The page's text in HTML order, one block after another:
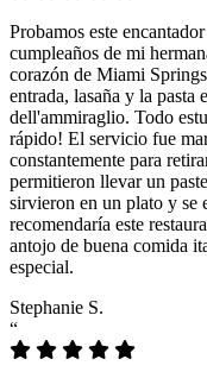
Probamos este
cumpleaños de mi
corazón de Miami
entrada, lasaña y la pasta
dell'ammiraglio. Todo
rápido! El servicio fue
constantemente para
permitieron llevar un
sirvieron en un plato y se
recomendaría este
antojo de buena comida
especial.
Stephanie S.
“